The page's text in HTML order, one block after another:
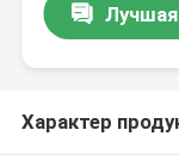
Характер